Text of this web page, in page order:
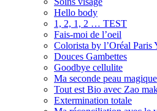
Hello body
1, 2, 1, 2 … TEST
Fais-moi de l’oeil
Colorista by l’Oréal Paris
Douces Gambettes
Goodbye cellulite
Ma seconde peau magique
Tout est Bio avec Zao
Extermination totale